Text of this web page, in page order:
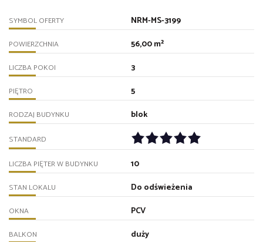
SYMBOL OFERTY NRM-MS-3199
POWIERZCHNIA 56,00 m²
LICZBA POKOI 3
PIĘTRO 5
RODZAJ BUDYNKU blok
STANDARD
LICZBA PIĘTER W BUDYNKU 10
STAN LOKALU Do odświeżenia
OKNA PCV
BALKON duży